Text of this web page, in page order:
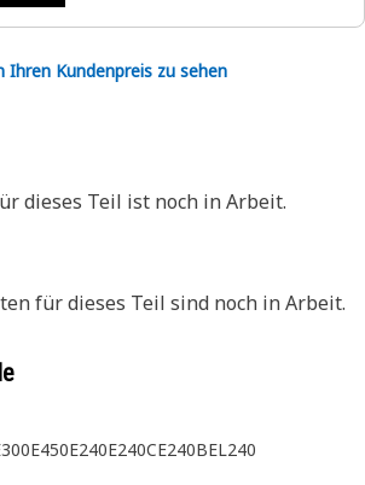
Ihren Kundenpreis zu sehen
dieses Teil ist noch in Arbeit.
für dieses Teil sind noch in Arbeit.
E450E240E240CE240BEL240